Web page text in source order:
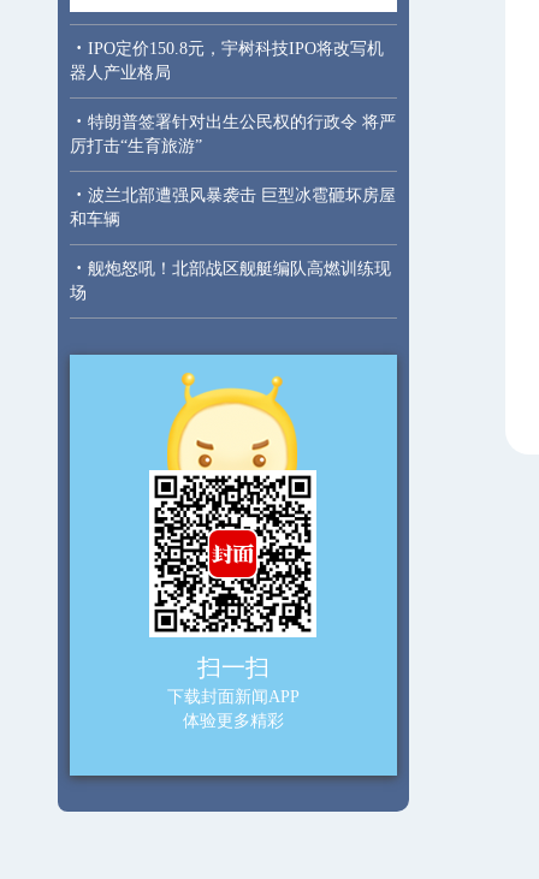
· IPO定价150.8元，宇树科技IPO将改写机
器人产业格局
· 特朗普签署针对出生公民权的行政令 将严
厉打击“生育旅游”
· 波兰北部遭强风暴袭击 巨型冰雹砸坏房屋
和车辆
· 舰炮怒吼！北部战区舰艇编队高燃训练现
场
扫一扫
下载封面新闻APP
体验更多精彩